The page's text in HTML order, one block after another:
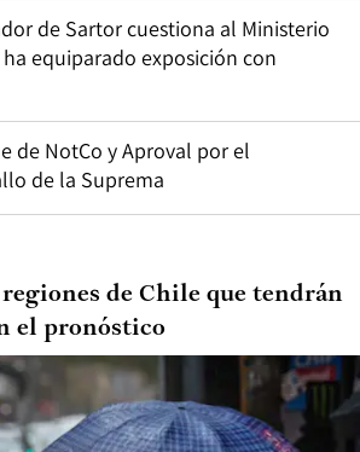
de Sartor cuestiona al Ministerio
ha equiparado exposición con
de NotCo y Aproval por el
de la Suprema
regiones de Chile que tendrán
el pronóstico